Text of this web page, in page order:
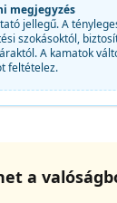
megjegyzés
jellegű. A
szokásoktól,
A kamatok
feltételez.
a